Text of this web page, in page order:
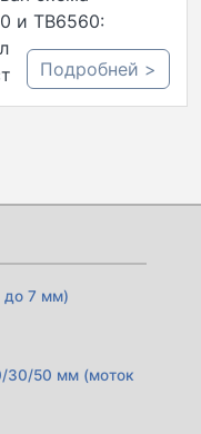
и TB6560:
полезно —
Подробней >
до 7 мм)
30/50 мм (моток